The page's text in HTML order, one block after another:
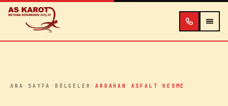
İçeriğe atla
ANA SAYFA ·BÖLGELER ·ARDAHAN ASFALT KESME